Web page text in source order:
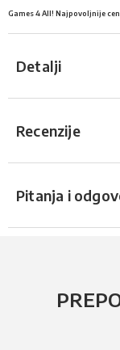
Games 4 All! Najpovoljnije
Detalji
Recenzije
Pitanja i